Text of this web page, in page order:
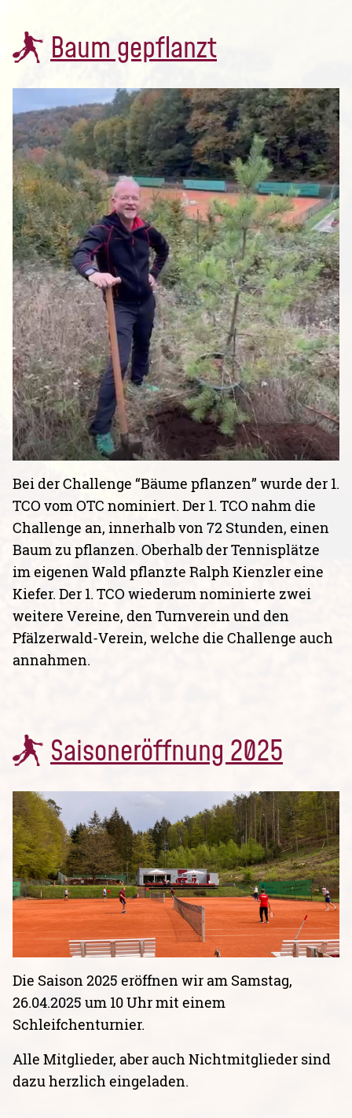
Baum gepflanzt
Bei der Challenge “Bäume pflanzen” wurde der 1.
TCO vom OTC nominiert. Der 1. TCO nahm die
Challenge an, innerhalb von 72 Stunden, einen
Baum zu pflanzen. Oberhalb der Tennisplätze
im eigenen Wald pflanzte Ralph Kienzler eine
Kiefer. Der 1. TCO wiederum nominierte zwei
weitere Vereine, den Turnverein und den
Pfälzerwald-Verein, welche die Challenge auch
annahmen.
Saisoneröffnung 2025
Die Saison 2025 eröffnen wir am Samstag,
26.04.2025 um 10 Uhr mit einem
Schleifchenturnier.
Alle Mitglieder, aber auch Nichtmitglieder sind
dazu herzlich eingeladen.